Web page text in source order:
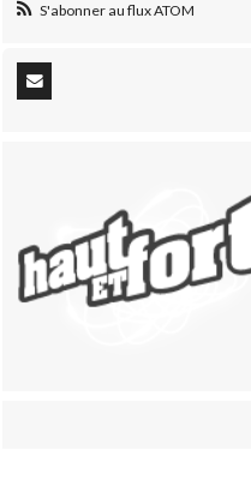
S'abonner au flux ATOM